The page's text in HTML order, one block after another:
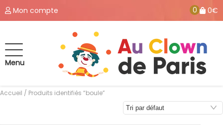
Mon compte 0 0€
Menu
Accueil / Produits identifiés “boule”